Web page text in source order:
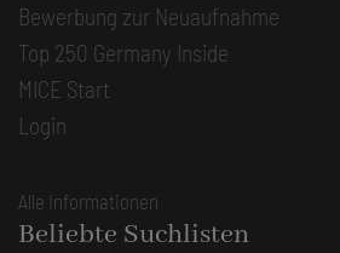
Bewerbung zur Neuaufnahme
Top 250 Germany Inside
MICE Start
Login
Alle Informationen
Beliebte Suchlisten